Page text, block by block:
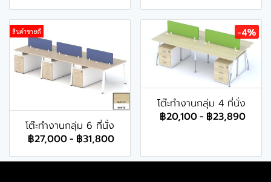
สินค้าขายดี
โต๊ะทำงานกลุ่ม 6 ที่นั่ง
฿27,000- ฿31,800
-4%
โต๊ะทำงานกลุ่ม 4 ที่นั่ง
฿20,100- ฿23,890